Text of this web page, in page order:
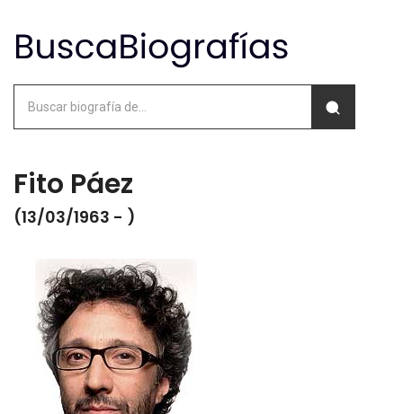
Fito Páez
(13/03/1963 - )